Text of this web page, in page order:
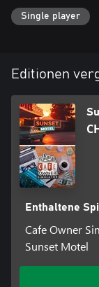
Single player
Editionen
Enthaltene
Cafe Owner
Sunset Motel